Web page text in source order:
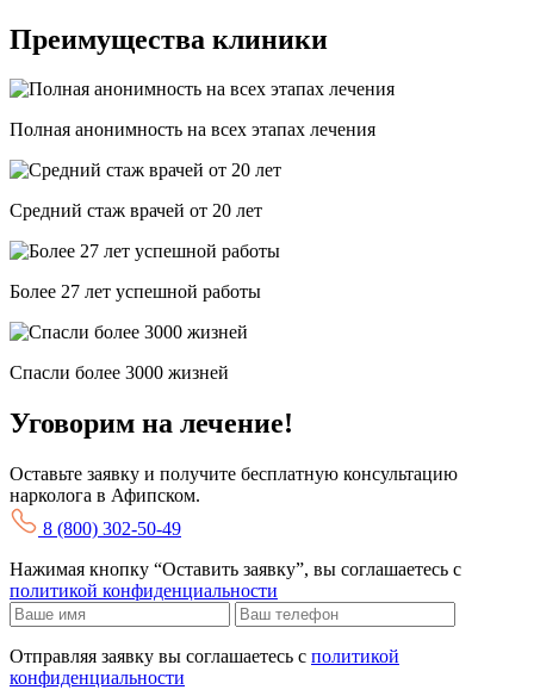
Преимущества клиники
Полная анонимность на всех этапах лечения
Средний стаж врачей от 20 лет
Более 27 лет успешной работы
Спасли более 3000 жизней
Уговорим на лечение!
Оставьте заявку и получите бесплатную консультацию
нарколога в Афипском.
8 (800) 302-50-49
Нажимая кнопку “Оставить заявку”, вы соглашаетесь с
политикой конфиденциальности
Отправляя заявку вы соглашаетесь с политикой
конфиденциальности